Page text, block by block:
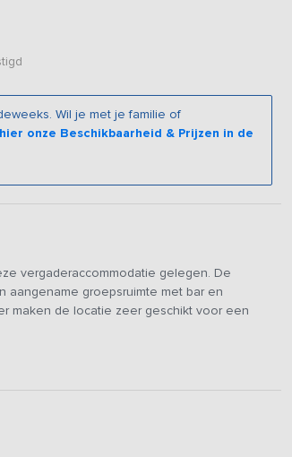
Wil je met je familie of
hier onze Beschikbaarheid & Prijzen in de
vergaderaccommodatie gelegen. De
aangename groepsruimte met bar en
maken de locatie zeer geschikt voor een
keuken, woonkamer met een
lunch of barbecue verzorgen.